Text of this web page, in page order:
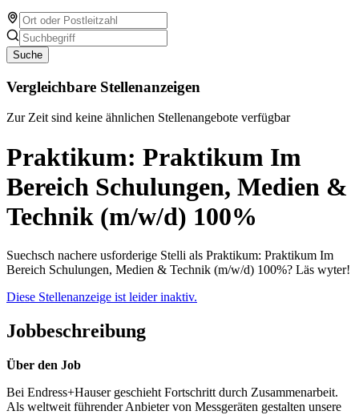
Suche
Vergleichbare Stellenanzeigen
Zur Zeit sind keine ähnlichen Stellenangebote verfügbar
Praktikum: Praktikum Im
Bereich Schulungen, Medien &
Technik (m/w/d) 100%
Suechsch nachere usforderige Stelli als Praktikum: Praktikum Im
Bereich Schulungen, Medien & Technik (m/w/d) 100%? Läs wyter!
Diese Stellenanzeige ist leider inaktiv.
Jobbeschreibung
Über den Job
Bei Endress+Hauser geschieht Fortschritt durch Zusammenarbeit.
Als weltweit führender Anbieter von Messgeräten gestalten unsere